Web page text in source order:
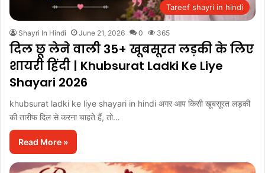
Tareef shayri in hindi
Shayri In Hindi June 21, 2026 0 365
दिल छू लेने वाली 35+ खूबसूरत लड़की के लिए
शायरी हिंदी | Khubsurat Ladki Ke Liye
Shayari 2026
khubsurat ladki ke liye shayari in hindi अगर आप किसी खूबसूरत लड़की
की तारीफ दिल से करना चाहते हैं, तो…
Read More »